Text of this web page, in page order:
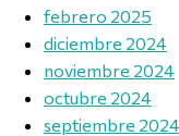
febrero 2025
diciembre 2024
noviembre 2024
octubre 2024
septiembre 2024